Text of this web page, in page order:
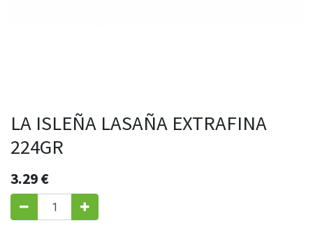
LA ISLEÑA LASAÑA EXTRAFINA
224GR
3.29€